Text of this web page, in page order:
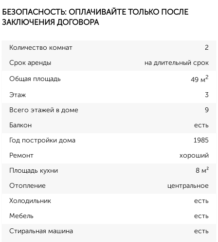
БЕЗОПАСНОСТЬ: ОПЛАЧИВАЙТЕ ТОЛЬКО ПОСЛЕ
ЗАКЛЮЧЕНИЯ ДОГОВОРА
Количество комнат 2
Срок аренды на длительный срок
Общая площадь 49 м2
Этаж 3
Всего этажей в доме 9
Балкон есть
Год постройки дома 1985
Ремонт хороший
Площадь кухни 8 м²
Отопление центральное
Холодильник есть
Мебель есть
Стиральная машина есть